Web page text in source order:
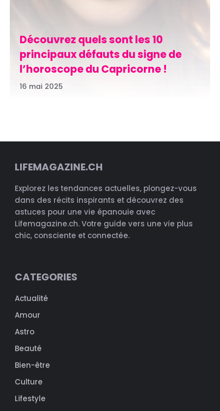
Découvrez quels sont les 10
principaux défauts du signe de
l’horoscope du Capricorne !
16 mai 2025
LIFEMAGAZINE.CH
Explorez les tendances actuelles, plongez-vous
dans des récits inspirants et découvrez des
astuces pour une vie épanouie avec
Lifemagazine.ch. Votre guide vers une vie plus
chic, consciente et connectée.
CATEGORIES
Actualité
Amour
Astro
Beauté
Bien-être
Culture
Lifestyle